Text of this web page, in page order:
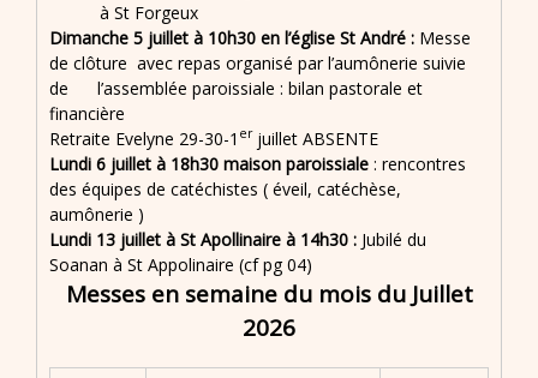
à St Forgeux
Dimanche 5 juillet à 10h30 en l’église St André : Messe
de clôture avec repas organisé par l’aumônerie suivie
de l’assemblée paroissiale : bilan pastorale et
financière
Retraite Evelyne 29-30-1 erjuillet ABSENTE
Lundi 6 juillet à 18h30 maison paroissiale : rencontres
des équipes de catéchistes ( éveil, catéchèse,
aumônerie )
Lundi 13 juillet à St Apollinaire à 14h30 : Jubilé du
Soanan à St Appolinaire (cf pg 04)
Messes en semaine du mois du Juillet
2026